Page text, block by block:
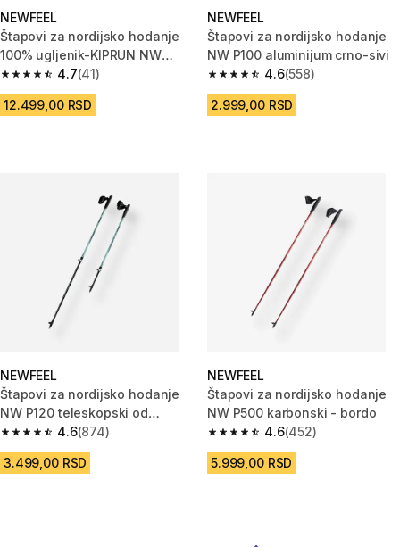
NEWFEEL
Štapovi za nordijsko hodanje
100% ugljenik-KIPRUN NW
P900
4.7
4.7 od 5 zvezdica from 41 Recenzije
(41)
12.499,00 RSD
NEWFEEL
Štapovi za nordijsko hodanje
NW P100 aluminijum crno-sivi
4.6
4.6 od 5 zvezdica from 558
(558)
2.999,00 RSD
NEWFEEL
Štapovi za nordijsko hodanje
NW P120 teleskopski od
aluminijuma crni/sivo/zeleni
4.6
4.6 od 5 zvezdica from 874 Recenzije
(874)
3.499,00 RSD
NEWFEEL
Štapovi za nordijsko hodanje
NW P500 karbonski - bordo
4.6
4.6 od 5 zvezdica from 452
(452)
5.999,00 RSD